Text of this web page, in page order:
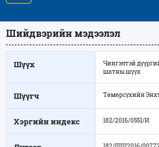
Шийдвэрийн мэдээлэл
Шүүх
Чингэлтэй
шатны шүүх
Шүүгч Төмөрсүхийн
Хэргийн индекс 182/2016/0551/И